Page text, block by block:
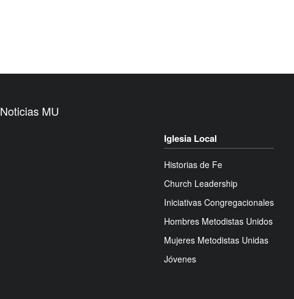
Noticias MU
Iglesia Local
Historias de Fe
Church Leadership
Iniciativas Congregacionales
Hombres Metodistas Unidos
Mujeres Metodistas Unidas
Jóvenes